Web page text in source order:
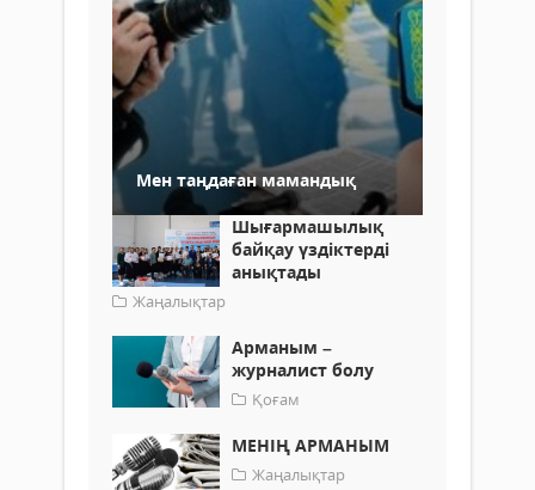
Мен таңдаған мамандық
Шығармашылық
байқау үздіктерді
анықтады
Жаңалықтар
Арманым –
журналист болу
Қоғам
МЕНІҢ АРМАНЫМ
Жаңалықтар